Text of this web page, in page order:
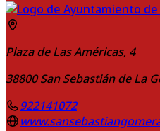
Plaza de Las Américas, 4
38800 San Sebastián de La
922141072